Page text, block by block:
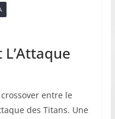
entre le
des Titans. Une